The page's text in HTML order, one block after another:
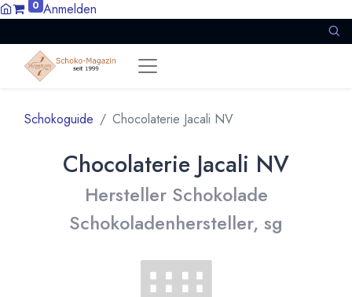
0 Anmelden
Schokoguide Chocolaterie Jacali NV
Chocolaterie Jacali NV
Hersteller Schokolade
Schokoladenhersteller, sg